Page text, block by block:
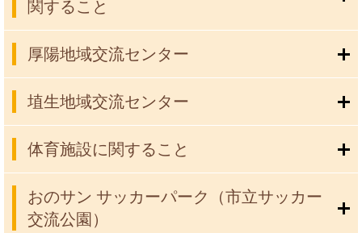
関すること
厚陽地域交流センター
埴生地域交流センター
体育施設に関すること
おのサン サッカーパーク（市立サッカー
交流公園）